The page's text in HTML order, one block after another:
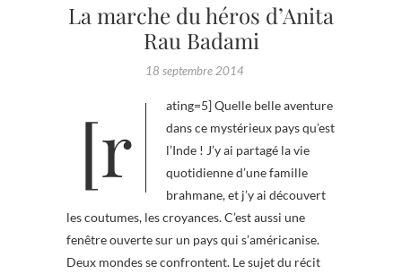
La marche du héros d’Anita
Rau Badami
18 septembre 2014
[rating=5] Quelle belle aventure
dans ce mystérieux pays qu’est
l’Inde ! J’y ai partagé la vie
quotidienne d’une famille
brahmane, et j’y ai découvert
les coutumes, les croyances. C’est aussi une
fenêtre ouverte sur un pays qui s’américanise.
Deux mondes se confrontent. Le sujet du récit